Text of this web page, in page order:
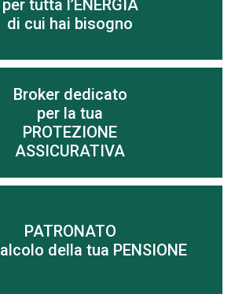
per tutta l’ENERGIA
di cui hai bisogno
sui costi di energia elettrica e gas
Broker dedicato
per la tua
PROTEZIONE
ASSICURATIVA
Scopri di più
PATRONATO
della tua PENSIONE
imprenditori